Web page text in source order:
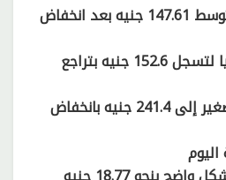
بينما سجل المرجان المتوسط 147.61 جنيه بعد انخفاض
وانخفضت أسعار الكابوريا لتسجل 152.6 جنيه بتراجع
بينما تراجع الجمبري الصغير إلى 241.4 جنيه بانخفاض
اليوم